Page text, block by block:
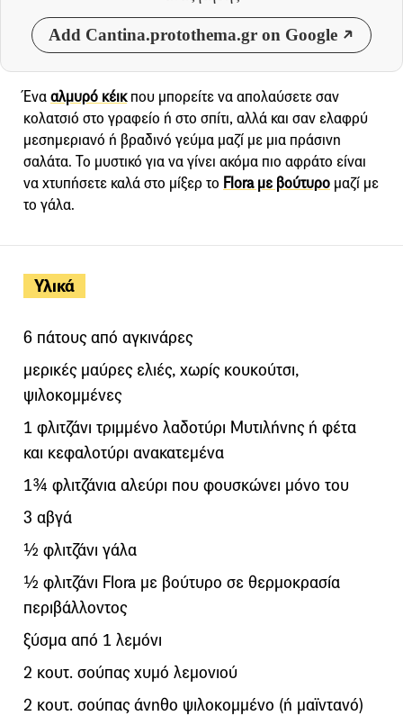
Add Cantina.protothema.gr on Google
Υλικά
6 πάτους από αγκινάρες
μερικές μαύρες ελιές, χωρίς κουκούτσι,
ψιλοκομμένες
1 φλιτζάνι τριμμένο λαδοτύρι Μυτιλήνης ή φέτα
και κεφαλοτύρι ανακατεμένα
1¾ φλιτζάνια αλεύρι που φουσκώνει μόνο του
3 αβγά
½ φλιτζάνι γάλα
½ φλιτζάνι Flora με βούτυρο σε θερμοκρασία
περιβάλλοντος
ξύσμα από 1 λεμόνι
2 κουτ. σούπας χυμό λεμονιού
2 κουτ. σούπας άνηθο ψιλοκομμένο (ή μαϊντανό)
Ένααλμυρό κέικπου μπορείτε να απολαύσετε σαν
κολατσιό στο γραφείο ή στο σπίτι, αλλά και σαν ελαφρύ
μεσημεριανό ή βραδινό γεύμα μαζί με μια πράσινη
σαλάτα. Το μυστικό για να γίνει ακόμα πιο αφράτο είναι
να χτυπήσετε καλά στο μίξερ το Flora με βούτυρο μαζί με
το γάλα.